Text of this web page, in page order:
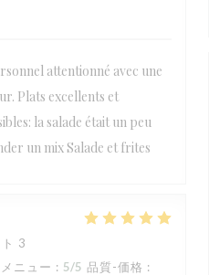
attentionné avec une
Plats excellents et
la salade était un peu
un mix Salade et frites
3
メニュー : 5/5 品質-価格 :